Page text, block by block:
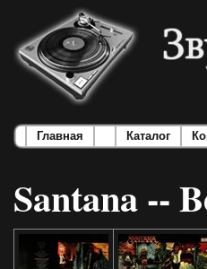
Главная Каталог
Santana --